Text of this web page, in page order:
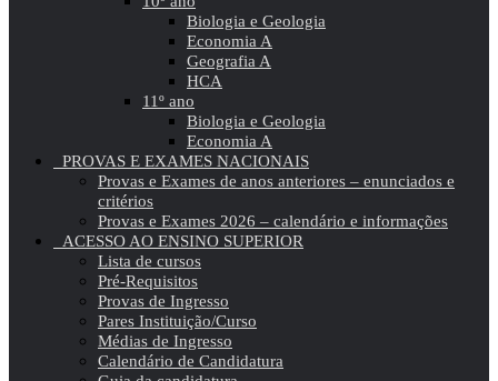
Biologia e Geologia
Economia A
Geografia A
HCA
11º ano
Biologia e Geologia
Economia A
PROVAS E EXAMES NACIONAIS
Provas e Exames de anos anteriores – enunciados e
critérios
Provas e Exames 2026 – calendário e informações
ACESSO AO ENSINO SUPERIOR
Lista de cursos
Pré-Requisitos
Provas de Ingresso
Pares Instituição/Curso
Médias de Ingresso
Calendário de Candidatura